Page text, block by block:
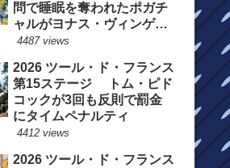
問で睡眠を奪われたポガチ
ャルがヨナス・ヴィンゲゴ
ーの離脱を惜しむ
4487 views
2026 ツール・ド・フランス
第15ステージ トム・ピド
コックが3回も反則で罰金
にタイムペナルティ
4412 views
2026 ツール・ド・フランス